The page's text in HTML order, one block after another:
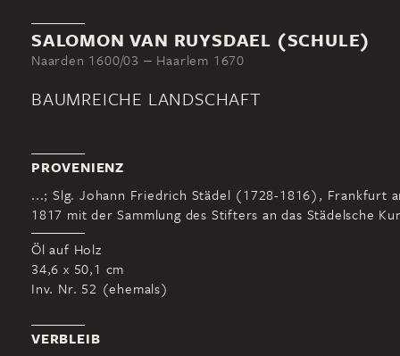
SALOMON VAN RUYSDAEL (SCHULE)
Naarden 1600/03 ‒ Haarlem 1670
BAUMREICHE LANDSCHAFT
PROVENIENZ
...; Slg. Johann Friedrich Städel (1728-1816), Frankfurt
1817 mit der Sammlung des Stifters an das Städelsche
Öl auf Holz
34,6 x 50,1 cm
Inv. Nr. 52 (ehemals)
VERBLEIB